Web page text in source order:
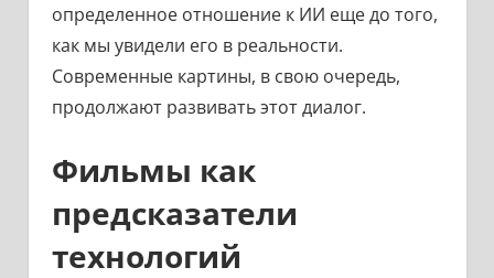
определенное отношение к ИИ еще до того,
как мы увидели его в реальности.
Современные картины, в свою очередь,
продолжают развивать этот диалог.
Фильмы как
предсказатели
технологий